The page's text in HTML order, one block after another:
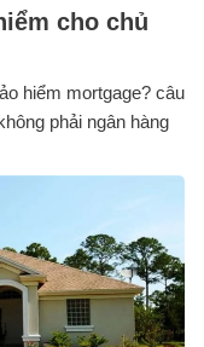
cho chủ
hiểm mortgage? câu
phải ngân hàng